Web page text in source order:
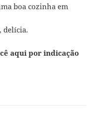
boa cozinha em
delícia.
aqui por indicação